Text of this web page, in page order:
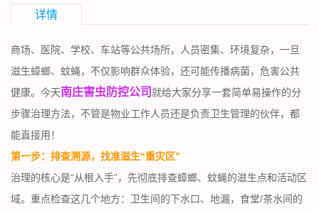
详情
商场、医院、学校、车站等公共场所，人员密集、环境复杂，一旦
滋生蟑螂、蚊蝇，不仅影响群众体验，还可能传播病菌，危害公共
健康。今天南庄害虫防控公司就给大家分享一套简单易操作的分
步骤治理方法，不管是物业工作人员还是负责卫生管理的伙伴，都
能直接用！
第一步：排查溯源，找准滋生“重灾区”
治理的核心是“从根入手”，先彻底排查蟑螂、蚊蝇的滋生点和活动区
域。重点检查这几个地方：卫生间的下水口、地漏，食堂/茶水间的